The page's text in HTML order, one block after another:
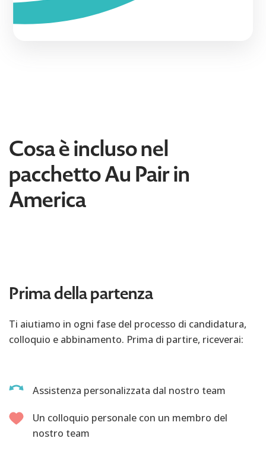
Cosa è incluso nel
pacchetto Au Pair in
America
Prima della partenza
Ti aiutiamo in ogni fase del processo di candidatura,
colloquio e abbinamento. Prima di partire, riceverai:
Assistenza personalizzata dal nostro team
Un colloquio personale con un membro del
nostro team